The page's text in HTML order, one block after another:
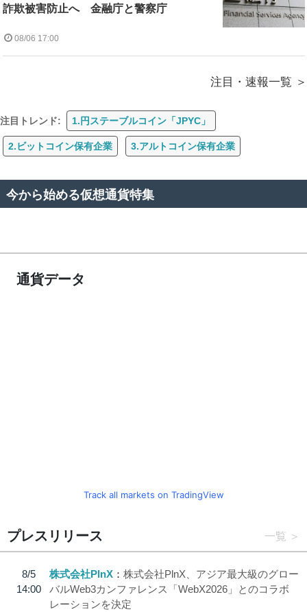
詐欺被害防止へ 金融庁と警察庁
08/06 17:00
注目・速報一覧
注目トレンド: 1.円ステーブルコイン「JPYC」
2.ビットコイン保有企業 3.アルトコイン保有企業
今から始める仮想通貨特集
通貨データ
Track all markets on TradingView
プレスリリース 一覧
8/5
14:00
株式会社PlnX
株式会社PlnX、アジア最大級のグロー
バルWeb3カンファレンス「WebX2026」とのコラボ
レーションを決定